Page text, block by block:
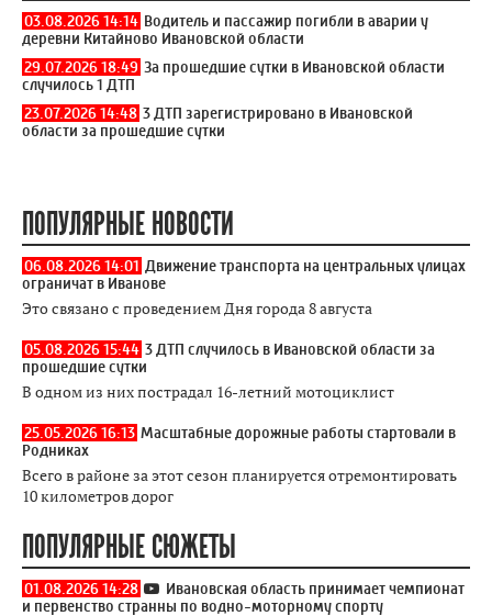
03.08.2026 14:14 Водитель и пассажир погибли в аварии у
деревни Китайново Ивановской области
29.07.2026 18:49 За прошедшие сутки в Ивановской области
случилось 1 ДТП
23.07.2026 14:48 3 ДТП зарегистрировано в Ивановской
области за прошедшие сутки
ПОПУЛЯРНЫЕ НОВОСТИ
06.08.2026 14:01 Движение транспорта на центральных улицах
ограничат в Иванове
Это связано с проведением Дня города 8 августа
05.08.2026 15:44 3 ДТП случилось в Ивановской области за
прошедшие сутки
В одном из них пострадал 16-летний мотоциклист
25.05.2026 16:13 Масштабные дорожные работы стартовали в
Родниках
Всего в районе за этот сезон планируется отремонтировать
10 километров дорог
ПОПУЛЯРНЫЕ СЮЖЕТЫ
01.08.2026 14:28
Ивановская область принимает чемпионат
и первенство странны по водно-моторному спорту